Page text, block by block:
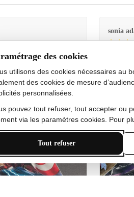
et livraison rapide. Je
sonia
bon état
des cookies
utilisons des cookies nécessaires au
des cookies de mesure
personnalisées.
pouvez tout refuser, tout accepter ou
via les paramètres cookies. Pour
Tout refuser